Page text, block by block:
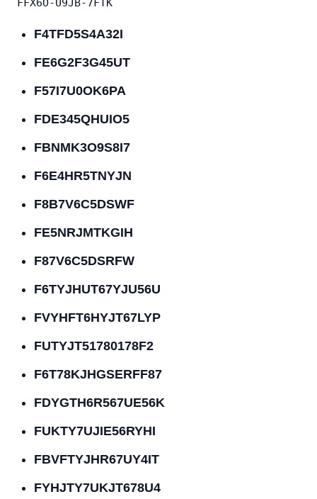
F4TFD5S4A32I
FE6G2F3G45UT
F57I7U0OK6PA
FDE345QHUIO5
FBNMK3O9S8I7
F6E4HR5TNYJN
F8B7V6C5DSWF
FE5NRJMTKGIH
F87V6C5DSRFW
F6TYJHUT67YJU56U
FVYHFT6HYJT67LYP
FUTYJT51780178F2
F6T78KJHGSERFF87
FDYGTH6R567UE56K
FUKTY7UJIE56RYHI
FBVFTYJHR67UY4IT
FYHJTY7UKJT678U4